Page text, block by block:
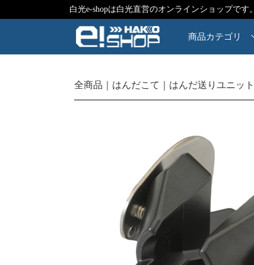
白光e-shopは白光直営のオンラインショップです。
商品カテゴリ
全商品 はんだこて はんだ送りユニット